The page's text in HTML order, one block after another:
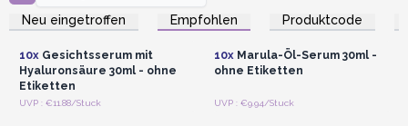
Neu eingetroffen Empfohlen Produktcode
Registrieren für
Großhandelspreise
10xGesichtsserum mit
Hyaluronsäure 30ml - ohne
Etiketten
UVP : €11.88/Stuck
Registrieren für
Großhandelspreise
10xMarula-Öl-Serum 30ml -
ohne Etiketten
UVP : €9.94/Stuck
Anmelden oder
Anmelden oder